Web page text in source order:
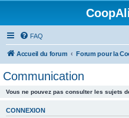
FAQ
Accueil du forum
Communication
Vous ne pouvez pas consulter les sujets
CONNEXION